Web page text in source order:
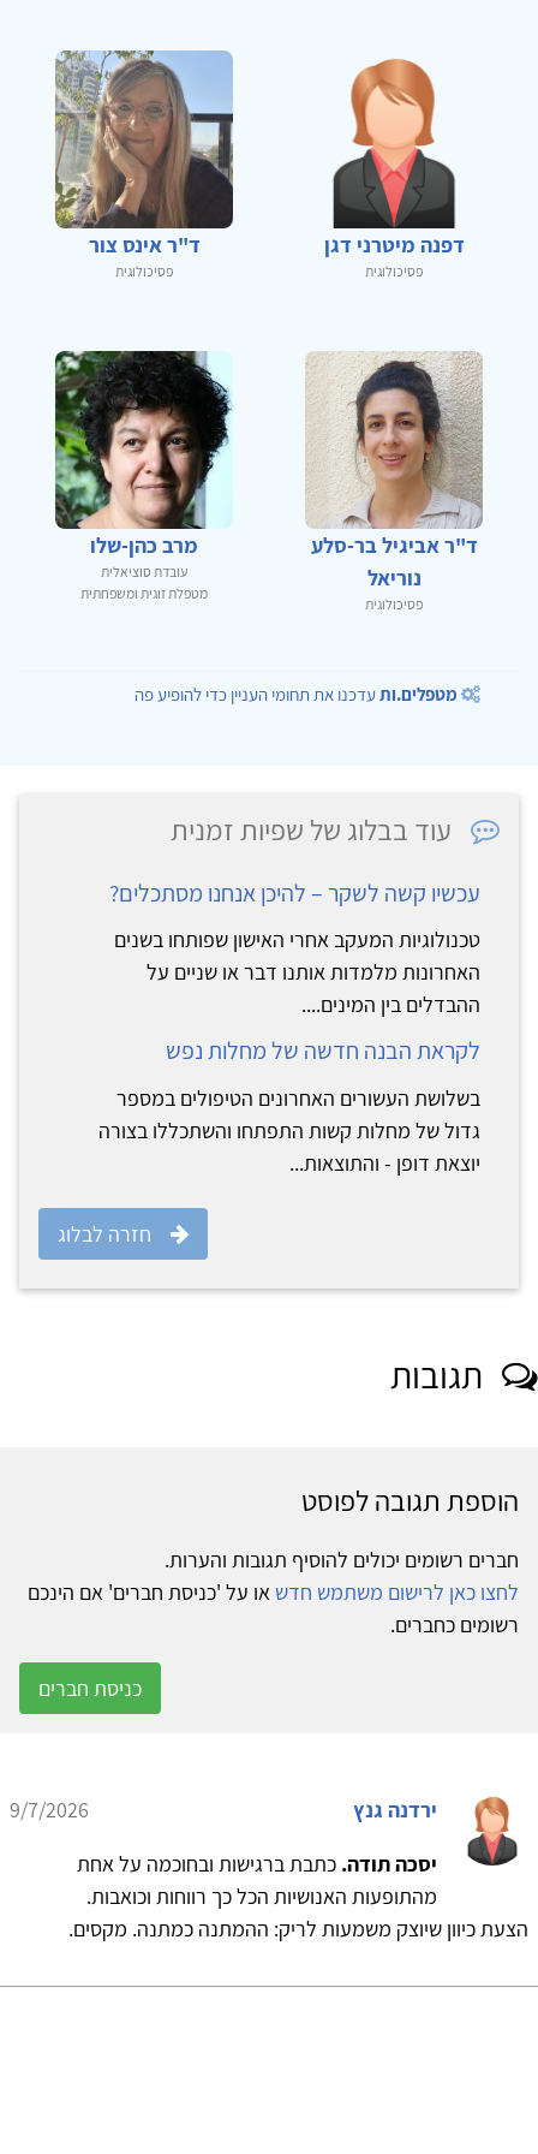
דפנה מיטרני דגן
פסיכולוגית
ד"ר אינס צור
פסיכולוגית
ד"ר אביגיל בר-סלע
נוריאל
פסיכולוגית
מרב כהן-שלו
עובדת סוציאלית
מטפלת זוגית ומשפחתית
מטפלים.ותעדכנו את תחומי העניין כדי להופיע פה
עוד בבלוג של שפיות זמנית
עכשיו קשה לשקר – להיכן אנחנו מסתכלים?
טכנולוגיות המעקב אחרי האישון שפותחו בשנים
האחרונות מלמדות אותנו דבר או שניים על
ההבדלים בין המינים....
לקראת הבנה חדשה של מחלות נפש
בשלושת העשורים האחרונים הטיפולים במספר
גדול של מחלות קשות התפתחו והשתכללו בצורה
יוצאת דופן - והתוצאות...
חזרה לבלוג
תגובות
הוספת תגובה לפוסט
חברים רשומים יכולים להוסיף תגובות והערות.
לחצו כאן לרישום משתמש חדש או על 'כניסת חברים' אם הינכם
רשומים כחברים.
כניסת חברים
ירדנה גנץ
9/7/2026
יסכה תודה. כתבת ברגישות ובחוכמה על אחת
מהתופעות האנושיות הכל כך רווחות וכואבות.
הצעת כיוון שיוצק משמעות לריק: ההמתנה כמתנה. מקסים.